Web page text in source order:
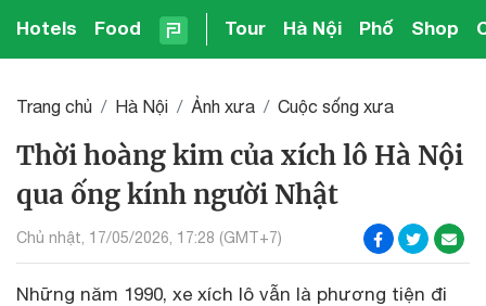
Hotels Food Tour Hà Nội Phố Shop
Trang chủ Hà Nội Ảnh xưa Cuộc sống xưa
Thời hoàng kim của xích lô Hà Nội
qua ống kính người Nhật
Chủ nhật, 17/05/2026, 17:28 (GMT+7)
Những năm 1990, xe xích lô vẫn là phương tiện đi